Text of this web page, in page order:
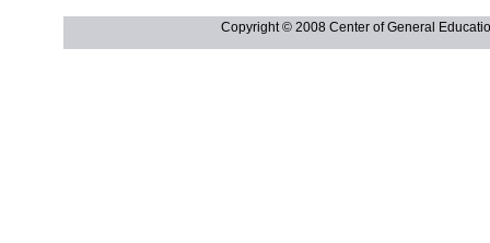
Copyright © 2008 Center of General